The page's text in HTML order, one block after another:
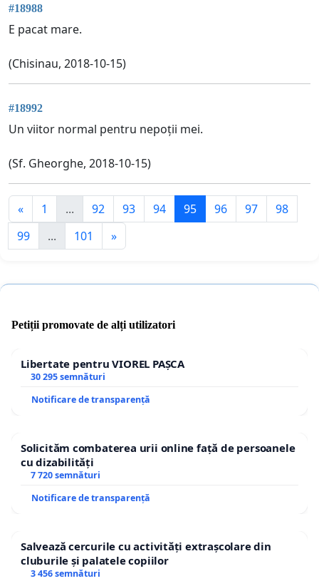
#18988
E pacat mare.
(Chisinau, 2018-10-15)
#18992
Un viitor normal pentru nepoții mei.
(Sf. Gheorghe, 2018-10-15)
« 1 ... 92 93 94 95 96 97
98
99
... 101 »
Petiții promovate de alți utilizatori
Libertate pentru VIOREL PAȘCA
30 295 semnături
Notificare de transparență
Solicităm combaterea urii online față de persoanele
cu dizabilități
7 720 semnături
Notificare de transparență
Salvează cercurile cu activități extrașcolare din
cluburile și palatele copiilor
3 456 semnături